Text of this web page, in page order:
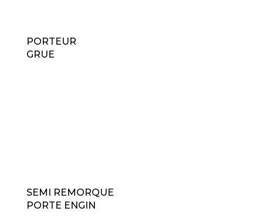
PORTEUR
GRUE
SEMI REMORQUE
PORTE ENGIN